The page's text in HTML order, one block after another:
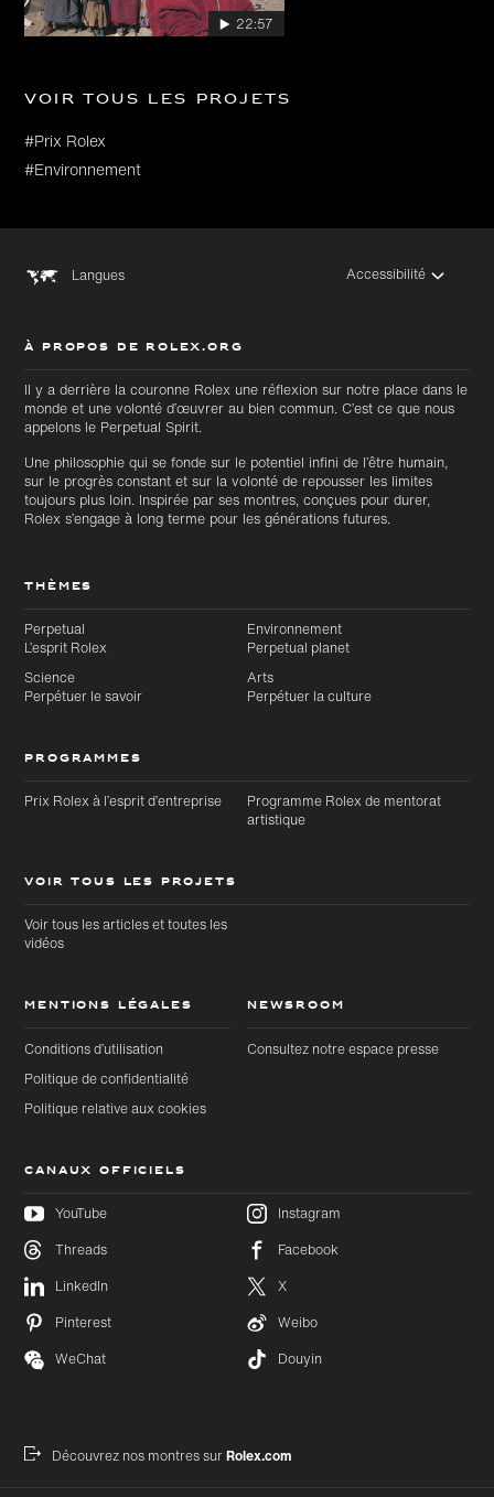
Accéder
au
principal
Accéder
au bas
de page
22:57
Voir tous les projets
#Prix Rolex
#Environnement
Langues Accessibilité
À PROPOS DE ROLEX.ORG
Il y a derrière la couronne Rolex une réflexion sur notre place dans le
monde et une volonté d’œuvrer au bien commun. C’est ce que nous
appelons le Perpetual Spirit.
Une philosophie qui se fonde sur le potentiel infini de l’être humain,
sur le progrès constant et sur la volonté de repousser les limites
toujours plus loin. Inspirée par ses montres, conçues pour durer,
Rolex s’engage à long terme pour les générations futures.
THÈMES
Perpetual
L’esprit Rolex
Environnement
Perpetual planet
Science
Perpétuer le savoir
Arts
Perpétuer la culture
PROGRAMMES
Prix Rolex à l’esprit d’entreprise
Programme Rolex de mentorat
artistique
VOIR TOUS LES PROJETS
Voir tous les articles et toutes les
vidéos
MENTIONS LÉGALES
Conditions d’utilisation
Politique de confidentialité
Politique relative aux cookies
NEWSROOM
Consultez notre espace presse
CANAUX OFFICIELS
YouTube
Instagram
Threads
Facebook
LinkedIn
X
Pinterest
Weibo
WeChat
Douyin
Découvrez nos montres surRolex.com